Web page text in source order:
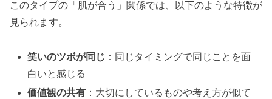
このタイプの「肌が合う」関係では、以下のような特徴が
見られます。
笑いのツボが同じ ：同じタイミングで同じことを面
白いと感じる
価値観の共有 ：大切にしているものや考え方が似て